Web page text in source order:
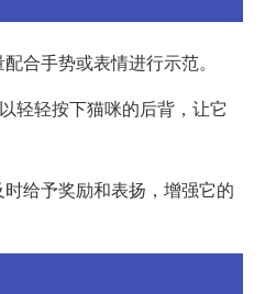
合手势或表情进行示范。
轻轻按下猫咪的后背，让它
给予奖励和表扬，增强它的